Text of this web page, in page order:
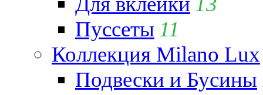
Пуссеты 11
Коллекция Milano Lux
Подвески и Бусины